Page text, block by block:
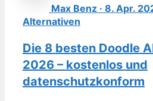
Max Benz · 8. Apr.
Alternativen
Die 8 besten Doodle
2026 – kostenlos und
datenschutzkonform